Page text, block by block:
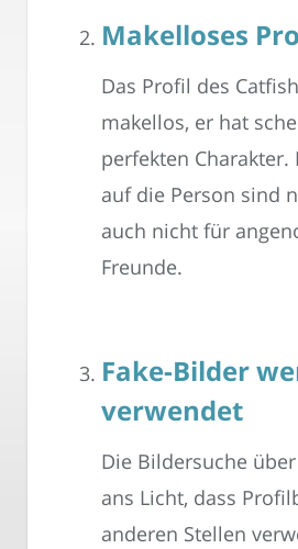
Makelloses
Das Profil des
makellos, er hat
perfekten Charakter.
auf die Person sind
auch nicht für
Freunde.
Fake-Bilder
verwendet
Die Bildersuche
ans Licht, dass
anderen Stellen